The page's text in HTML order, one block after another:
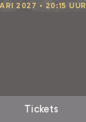
2027 • 20:15 UUR
Tickets